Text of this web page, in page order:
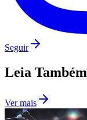
Seguir
Leia Também
Ver mais